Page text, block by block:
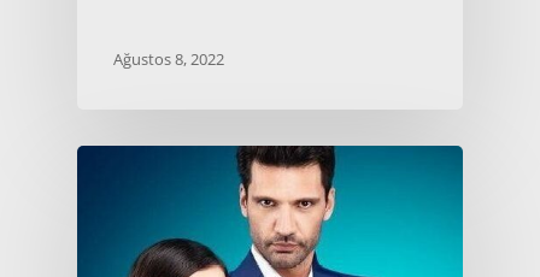
Ağustos 8, 2022